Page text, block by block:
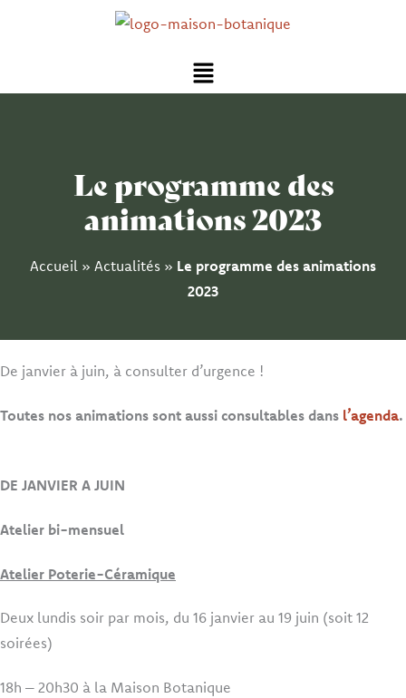
Menu
Le programme des
animations 2023
Accueil » Actualités » Le programme des animations
2023
De janvier à juin, à consulter d’urgence !
Toutes nos animations sont aussi consultables dans l’agenda.
DE JANVIER A JUIN
Atelier bi-mensuel
Atelier Poterie-Céramique
Deux lundis soir par mois, du 16 janvier au 19 juin (soit 12
soirées)
18h – 20h30 à la Maison Botanique